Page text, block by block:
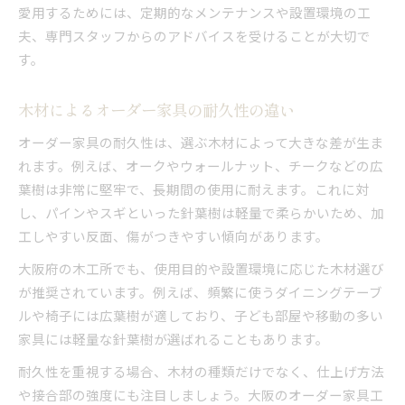
愛用するためには、定期的なメンテナンスや設置環境の工
夫、専門スタッフからのアドバイスを受けることが大切で
す。
木材によるオーダー家具の耐久性の違い
オーダー家具の耐久性は、選ぶ木材によって大きな差が生ま
れます。例えば、オークやウォールナット、チークなどの広
葉樹は非常に堅牢で、長期間の使用に耐えます。これに対
し、パインやスギといった針葉樹は軽量で柔らかいため、加
工しやすい反面、傷がつきやすい傾向があります。
大阪府の木工所でも、使用目的や設置環境に応じた木材選び
が推奨されています。例えば、頻繁に使うダイニングテーブ
ルや椅子には広葉樹が適しており、子ども部屋や移動の多い
家具には軽量な針葉樹が選ばれることもあります。
耐久性を重視する場合、木材の種類だけでなく、仕上げ方法
や接合部の強度にも注目しましょう。大阪のオーダー家具工